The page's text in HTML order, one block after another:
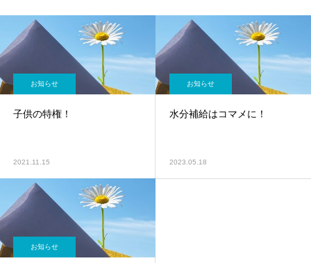
お知らせ
子供の特権！
2021.11.15
お知らせ
水分補給はコマメに！
2023.05.18
お知らせ